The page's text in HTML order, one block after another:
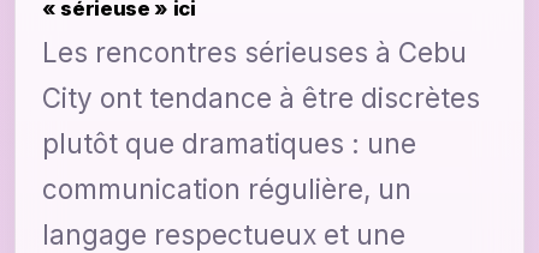
« sérieuse » ici
Les rencontres sérieuses à Cebu
City ont tendance à être discrètes
plutôt que dramatiques : une
communication régulière, un
langage respectueux et une